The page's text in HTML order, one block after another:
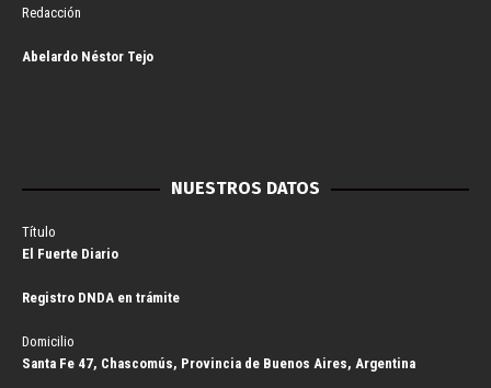
Redacción
Abelardo Néstor Tejo
NUESTROS DATOS
Título
El Fuerte Diario
Registro DNDA en trámite
Domicilio
Santa Fe 47, Chascomús, Provincia de Buenos Aires, Argentina